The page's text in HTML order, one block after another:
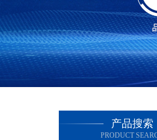
产品搜索
PRODUCT